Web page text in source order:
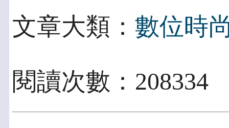
文章大類： 數位時
閱讀次數：